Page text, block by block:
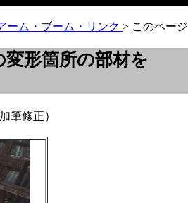
ーム・ブーム・リンク > このページ
形箇所の部材を
筆修正）